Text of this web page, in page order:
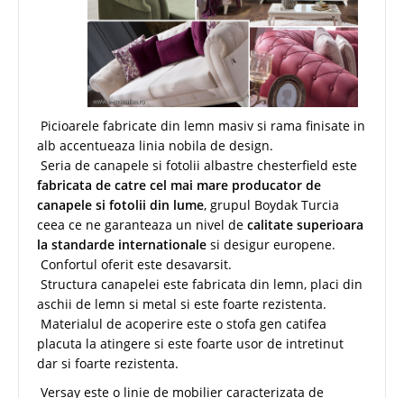
Picioarele fabricate din lemn masiv si rama finisate in
alb accentueaza linia nobila de design.
Seria de canapele si fotolii albastre chesterfield este
fabricata de catre cel mai mare producator de
canapele si fotolii din lume, grupul Boydak Turcia
ceea ce ne garanteaza un nivel de calitate superioara
la standarde internationale si desigur europene.
Confortul oferit este desavarsit.
Structura canapelei este fabricata din lemn, placi din
aschii de lemn si metal si este foarte rezistenta.
Materialul de acoperire este o stofa gen catifea
placuta la atingere si este foarte usor de intretinut
dar si foarte rezistenta.
Versay este o linie de mobilier caracterizata de